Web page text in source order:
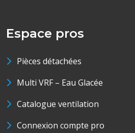
Espace pros
Pièces détachées
Multi VRF – Eau Glacée
Catalogue ventilation
Connexion compte pro